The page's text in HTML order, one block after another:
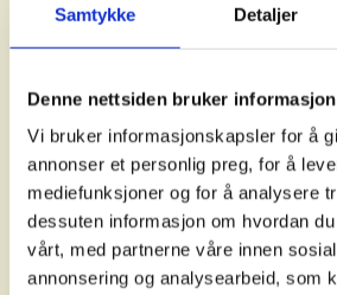
Samtykke Detaljer
Denne nettsiden bruker
Vi bruker informasjonskapsler for å
annonser et personlig preg, for å
mediefunksjoner og for å analysere
dessuten informasjon om hvordan
vårt, med partnerne våre innen
annonsering og analysearbeid, som